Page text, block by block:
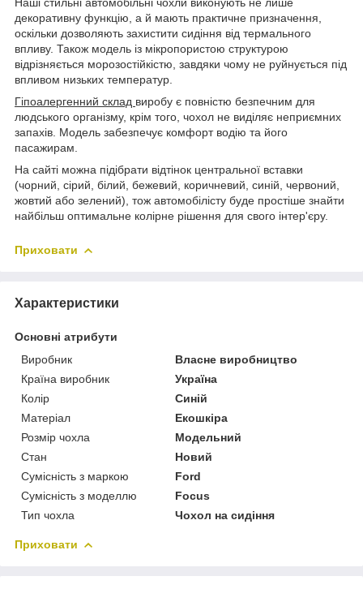
декоративну функцію, а й мають практичне призначення,
оскільки дозволяють захистити сидіння від термального
впливу. Також модель із мікропористою структурою
відрізняється морозостійкістю, завдяки чому не руйнується під
впливом низьких температур.
Гіпоалергенний склад виробу є повністю безпечним для
людського організму, крім того, чохол не виділяє неприємних
запахів. Модель забезпечує комфорт водію та його
пасажирам.
На сайті можна підібрати відтінок центральної вставки
(чорний, сірий, білий, бежевий, коричневий, синій, червоний,
жовтий або зелений), тож автомобілісту буде простіше знайти
найбільш оптимальне колірне рішення для свого інтер'єру.
Приховати
Характеристики
Основні атрибути
Виробник
Власне виробництво
Країна виробник
Україна
Колір
Синій
Матеріал
Екошкіра
Розмір чохла
Модельний
Стан
Новий
Сумісність з маркою
Ford
Сумісність з моделлю
Focus
Тип чохла
Чохол на сидіння
Приховати